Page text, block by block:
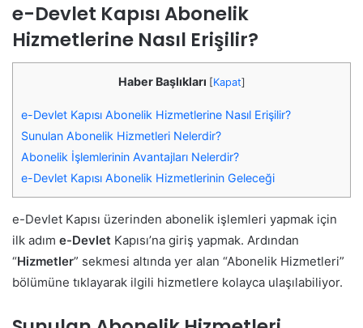
e-Devlet Kapısı Abonelik
Hizmetlerine Nasıl Erişilir?
Haber Başlıkları [Kapat]
e-Devlet Kapısı Abonelik Hizmetlerine Nasıl Erişilir?
Sunulan Abonelik Hizmetleri Nelerdir?
Abonelik İşlemlerinin Avantajları Nelerdir?
e-Devlet Kapısı Abonelik Hizmetlerinin Geleceği
e-Devlet Kapısı üzerinden abonelik işlemleri yapmak için
ilk adım e-Devlet Kapısı’na giriş yapmak. Ardından
“Hizmetler” sekmesi altında yer alan “Abonelik Hizmetleri”
bölümüne tıklayarak ilgili hizmetlere kolayca ulaşılabiliyor.